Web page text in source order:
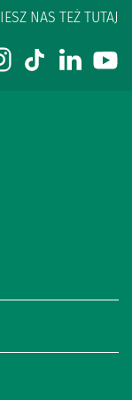
NAS TEŻ TUTAJ